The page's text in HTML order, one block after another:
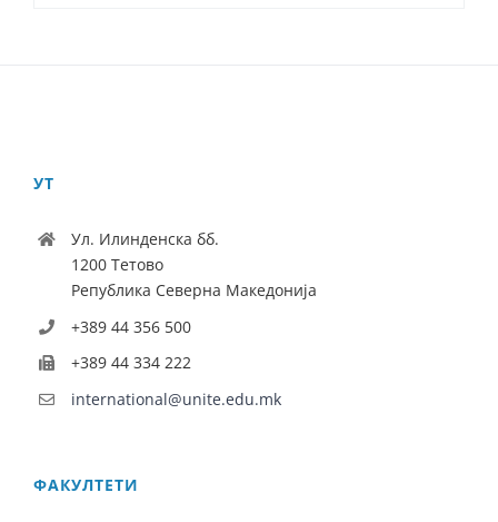
УТ
Ул. Илинденска бб.
1200 Тетово
Република Северна Македонија
+389 44 356 500
+389 44 334 222
international@unite.edu.mk
ФАКУЛТЕТИ